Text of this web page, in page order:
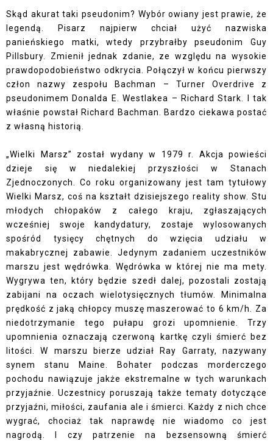
Skąd akurat taki pseudonim? Wybór owiany jest prawie, że
legendą. Pisarz najpierw chciał użyć nazwiska
panieńskiego matki, wtedy przybrałby pseudonim Guy
Pillsbury. Zmienił jednak zdanie, ze względu na wysokie
prawdopodobieństwo odkrycia. Połączył w końcu pierwszy
człon nazwy zespołu Bachman – Turner Overdrive z
pseudonimem Donalda E. Westlakea – Richard Stark. I tak
właśnie powstał Richard Bachman. Bardzo ciekawa postać
z własną historią.
„Wielki Marsz” został wydany w 1979 r. Akcja powieści
dzieje się w niedalekiej przyszłości w Stanach
Zjednoczonych. Co roku organizowany jest tam tytułowy
Wielki Marsz, coś na kształt dzisiejszego reality show. Stu
młodych chłopaków z całego kraju, zgłaszających
wcześniej swoje kandydatury, zostaje wylosowanych
spośród tysięcy chętnych do wzięcia udziału w
makabrycznej zabawie. Jedynym zadaniem uczestników
marszu jest wędrówka. Wędrówka w której nie ma mety.
Wygrywa ten, który będzie szedł dalej, pozostali zostają
zabijani na oczach wielotysięcznych tłumów. Minimalna
prędkość z jaką chłopcy muszę maszerować to 6 km/h. Za
niedotrzymanie tego pułapu grozi upomnienie. Trzy
upomnienia oznaczają czerwoną kartkę czyli śmierć bez
litości. W marszu bierze udział Ray Garraty, nazywany
synem stanu Maine. Bohater podczas morderczego
pochodu nawiązuje jakże ekstremalne w tych warunkach
przyjaźnie. Uczestnicy poruszają także tematy dotyczące
przyjaźni, miłości, zaufania ale i śmierci. Każdy z nich chce
wygrać, chociaż tak naprawdę nie wiadomo co jest
nagrodą. I czy patrzenie na bezsensowną śmierć